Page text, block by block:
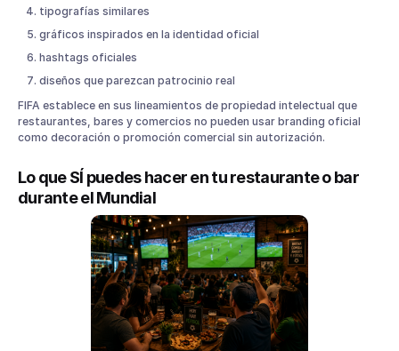
tipografías similares
gráficos inspirados en la identidad oficial
hashtags oficiales
diseños que parezcan patrocinio real
FIFA establece en sus lineamientos de propiedad intelectual que
restaurantes, bares y comercios no pueden usar branding oficial
como decoración o promoción comercial sin autorización.
Lo que SÍ puedes hacer en tu restaurante o bar
durante el Mundial